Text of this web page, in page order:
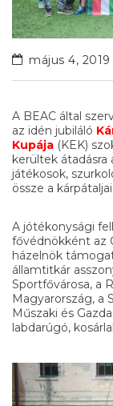
május 4, 2019
A BEAC által
az idén jubiláló
Kupája (KEK)
kerültek
játékosok,
össze a
A jótékonysági
fővédnökként az
házelnök
államtitkár
Sportfővárosa, a
Magyarország, a
Műszaki és
labdarúgó,